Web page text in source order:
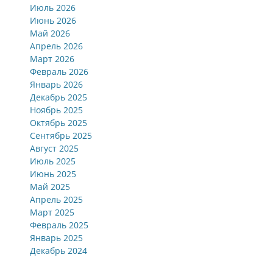
Июль 2026
Июнь 2026
Май 2026
Апрель 2026
Март 2026
Февраль 2026
Январь 2026
Декабрь 2025
Ноябрь 2025
Октябрь 2025
Сентябрь 2025
Август 2025
Июль 2025
Июнь 2025
Май 2025
Апрель 2025
Март 2025
Февраль 2025
Январь 2025
Декабрь 2024